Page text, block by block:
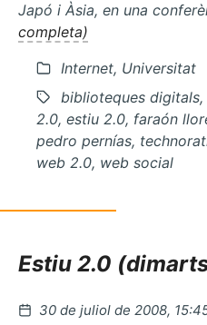
Japó i Àsia, en una
completa)
Internet, Universitat
biblioteques
2.0, estiu 2.0, faraón
pedro pernías,
web 2.0, web social
Estiu 2.0
Publicat
30 de juliol de 2008,